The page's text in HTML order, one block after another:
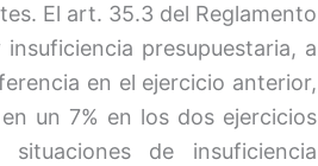
El art. 35.3 del Reglamento
presupuestaria, a
en el ejercicio anterior,
un 7% en los dos ejercicios
de insuficiencia